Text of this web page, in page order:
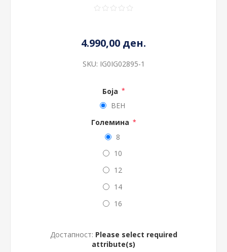
4.990,00 ден.
SKU: IG0IG02895-1
Боја *
BEH
Големина *
8
10
12
14
16
Достапност: Please select required
attribute(s)